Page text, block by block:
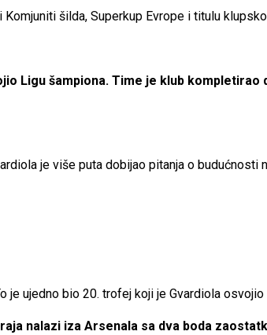
šilda, Superkup Evrope i titulu
Ligu šampiona. Time je klub
je više puta dobijao pitanja o budućnosti
je ujedno bio 20. trofej koji je Gvardiola
nalazi iza Arsenala sa dva boda